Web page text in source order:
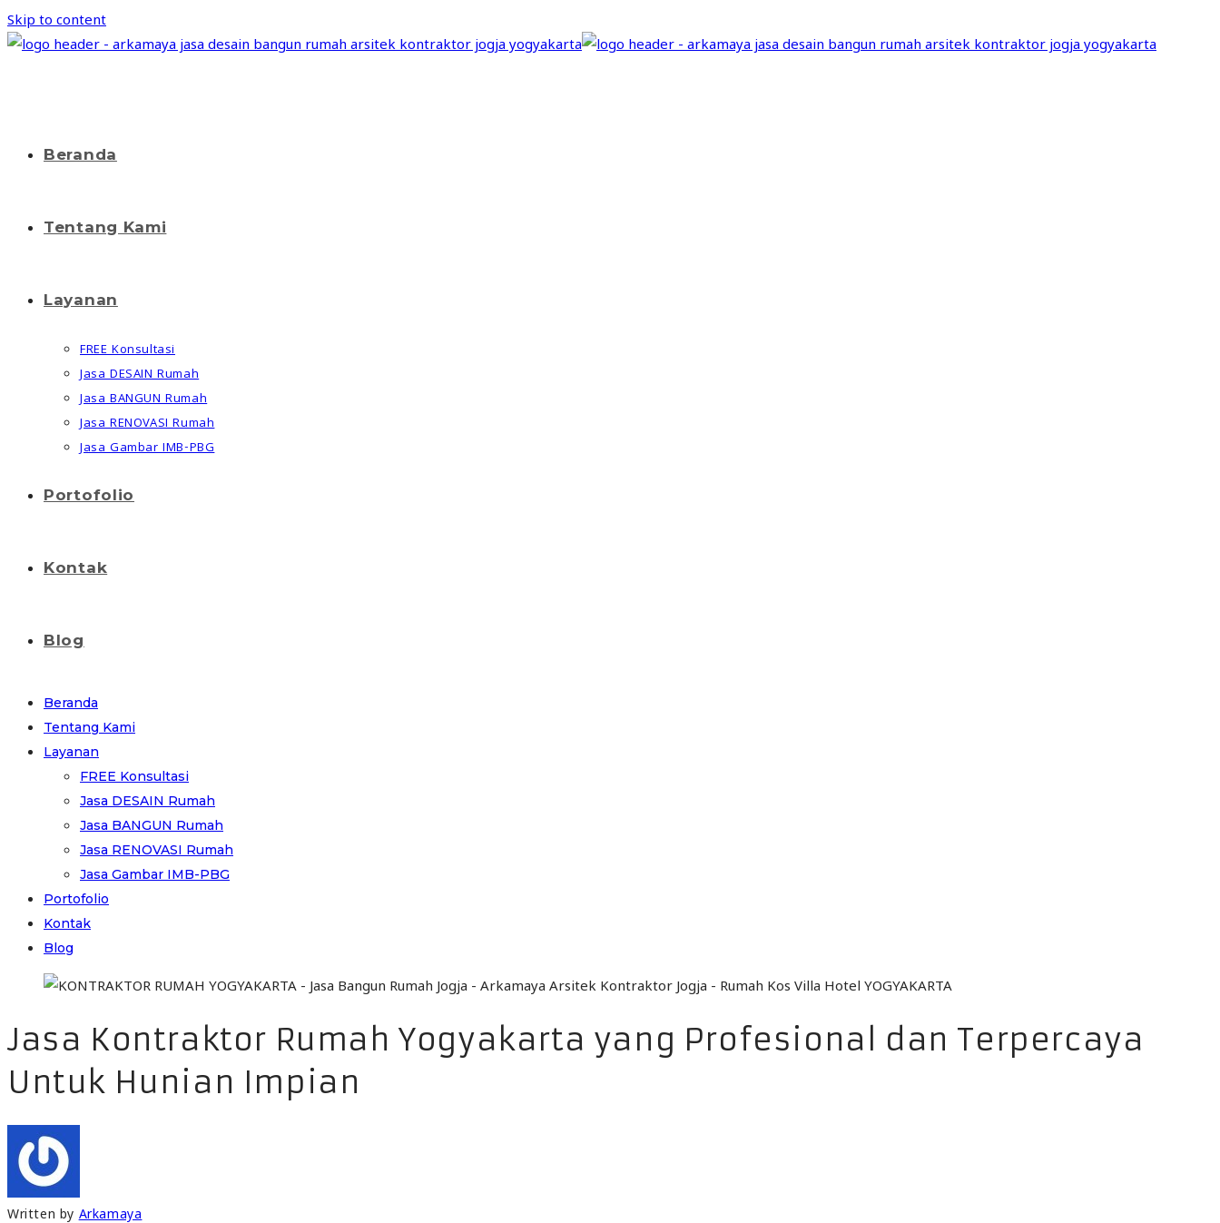
Skip to content
Beranda
Tentang Kami
Layanan
FREE Konsultasi
Jasa DESAIN Rumah
Jasa BANGUN Rumah
Jasa RENOVASI Rumah
Jasa Gambar IMB-PBG
Portofolio
Kontak
Blog
Beranda
Tentang Kami
Layanan
FREE Konsultasi
Jasa DESAIN Rumah
Jasa BANGUN Rumah
Jasa RENOVASI Rumah
Jasa Gambar IMB-PBG
Portofolio
Kontak
Blog
Jasa Kontraktor Rumah Yogyakarta yang Profesional dan Terpercaya
Untuk Hunian Impian
Written by Arkamaya